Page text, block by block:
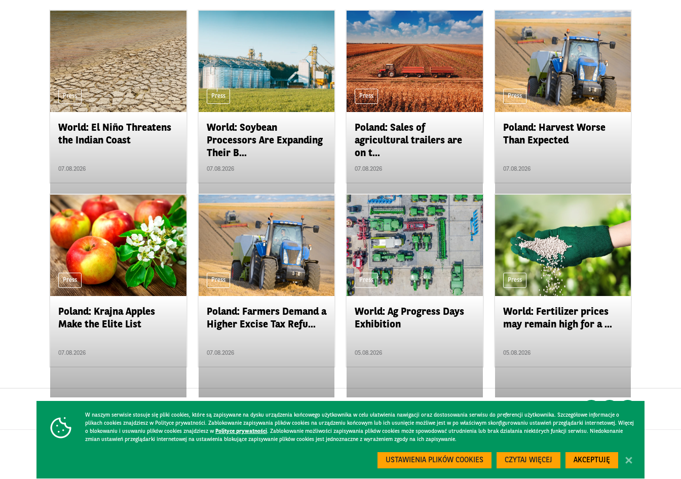
Press
World: El Niño Threatens
the Indian Coast
07.08.2026
Press
World: Soybean
Processors Are Expanding
Their B...
07.08.2026
Press
Poland: Sales of
agricultural trailers are
on t...
07.08.2026
Press
Poland: Harvest Worse
Than Expected
07.08.2026
Press
Poland: Krajna Apples
Make the Elite List
07.08.2026
Press
Poland: Farmers Demand a
Higher Excise Tax Refu...
07.08.2026
Press
World: Ag Progress Days
Exhibition
05.08.2026
Press
World: Fertilizer prices
may remain high for a ...
05.08.2026
W naszym serwisie stosuje się pliki cookies, które są zapisywane na dysku urządzenia końcowego użytkownika w celu ułatwienia nawigacji oraz dostosowania serwisu do preferencji użytkownika. Szczegółowe informacje o
plikach cookies znajdziesz w Polityce prywatności. Zablokowanie zapisywania plików cookies na urządzeniu końcowym lub ich usunięcie możliwe jest w po właściwym skonfigurowaniu ustawień przeglądarki internetowej. Więcej
o blokowaniu i usuwaniu plików cookies znajdziesz w Polityce prywatności. Zablokowanie możliwości zapisywania plików cookies może spowodować utrudnienia lub brak działania niektórych funkcji serwisu. Niedokonanie
zmian ustawień przeglądarki internetowej na ustawienia blokujące zapisywanie plików cookies jest jednoznaczne z wyrażeniem zgody na ich zapisywanie.
USTAWIENIA PLIKÓW COOKIES CZYTAJ WIĘCEJ AKCEPTUJĘ
Created by 300.codes